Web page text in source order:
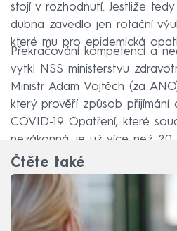
stojí v rozhodnutí. Jestliže
dubna zavedlo jen rotační
které mu pro epidemická
Překračování kompetencí a
vytkl NSS ministerstvu
Ministr Adam Vojtěch (za
který prověří způsob přijímání
COVID-19. Opatření, které
nezákonná, je už více než 20.
Čtěte také